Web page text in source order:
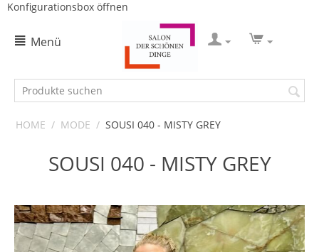
Konfigurationsbox öffnen
Menü
HOME / MODE / SOUSI 040 - MISTY GREY
SOUSI 040 - MISTY GREY